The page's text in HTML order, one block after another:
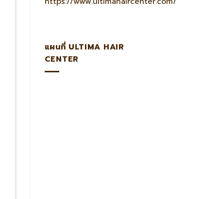
แผนที่ ULTIMA HAIR
CENTER